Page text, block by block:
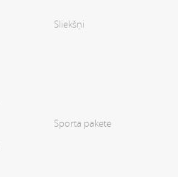
Sliekšņi
Sporta pakete